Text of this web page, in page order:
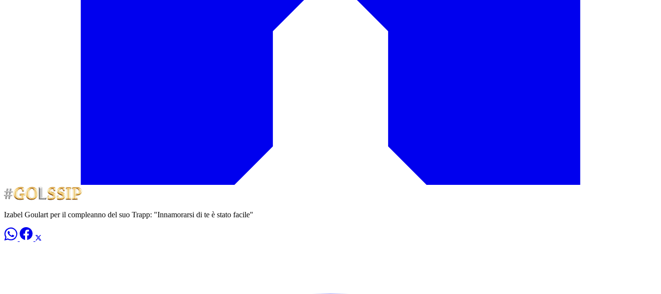
Izabel Goulart per il compleanno del suo Trapp: "Innamorarsi di te è stato facile"